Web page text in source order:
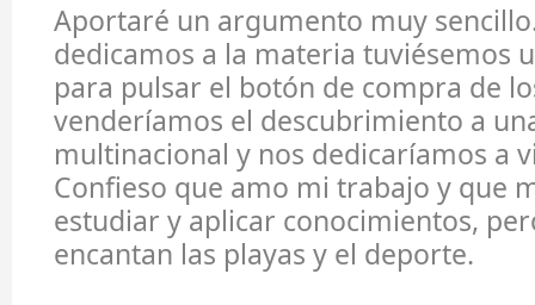
Aportaré un argumento muy
dedicamos a la materia tuviésemos
para pulsar el botón de compra de
venderíamos el descubrimiento a
multinacional y nos dedicaríamos a
Confieso que amo mi trabajo y que
estudiar y aplicar conocimientos,
encantan las playas y el deporte.